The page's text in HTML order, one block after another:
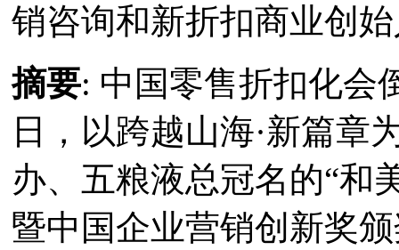
销咨询和新折扣商业创
摘要: 中国零售折扣化会
日，以跨越山海·新篇章
办、五粮液总冠名的“和
暨中国企业营销创新奖